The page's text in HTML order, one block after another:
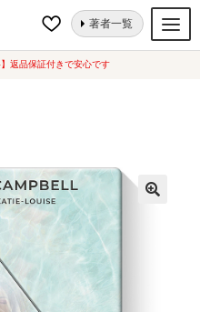
返品保証付きで安心です
著者一覧
ストーン
ヒーリングウォーター
売）